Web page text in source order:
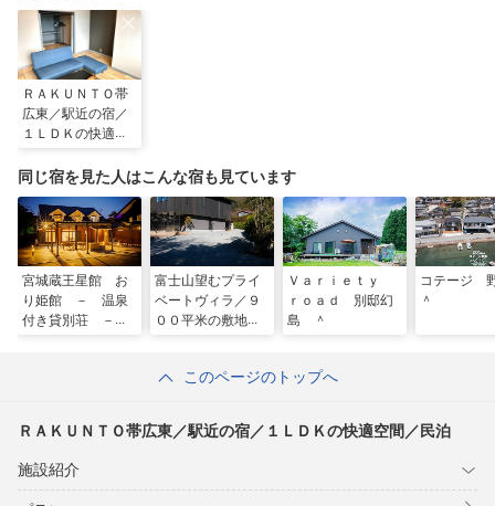
ＲＡＫＵＮＴＯ帯
広東／駅近の宿／
１ＬＤＫの快適空
同じ宿を見た人はこんな宿も見ています
宮城蔵王星館 お
り姫館 － 温泉
付き貸別荘 －
富士山望むプライ
ベートヴィラ／９
００平米の敷地を
ｉ】サウナ有り
Ｖａｒｉｅｔｙ
ｒｏａｄ 別邸幻
島 ＾
コテージ
＾
このページのトップへ
ＲＡＫＵＮＴＯ帯広東／駅近の宿／１ＬＤＫの快適空間／民泊
施設紹介